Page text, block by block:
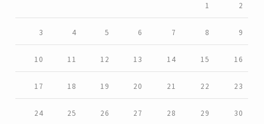
1 2
3 4 5 6 7 8 9
10 11 12 13 14 15 16
17 18 19 20 21 22 23
24 25 26 27 28 29 30